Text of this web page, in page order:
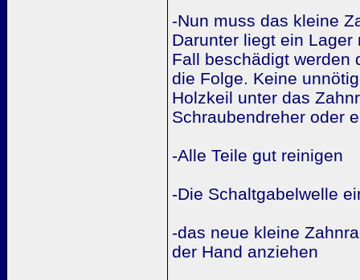
-Nun muss das kleine
Darunter liegt ein
Fall beschädigt werden
die Folge. Keine
Holzkeil unter das
Schraubendreher oder
-Alle Teile gut reinigen
-Die Schaltgabelwelle
-das neue kleine
der Hand anziehen